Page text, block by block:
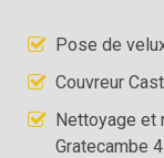
Pose de
Couvreur
Nettoyage et
Gratecambe